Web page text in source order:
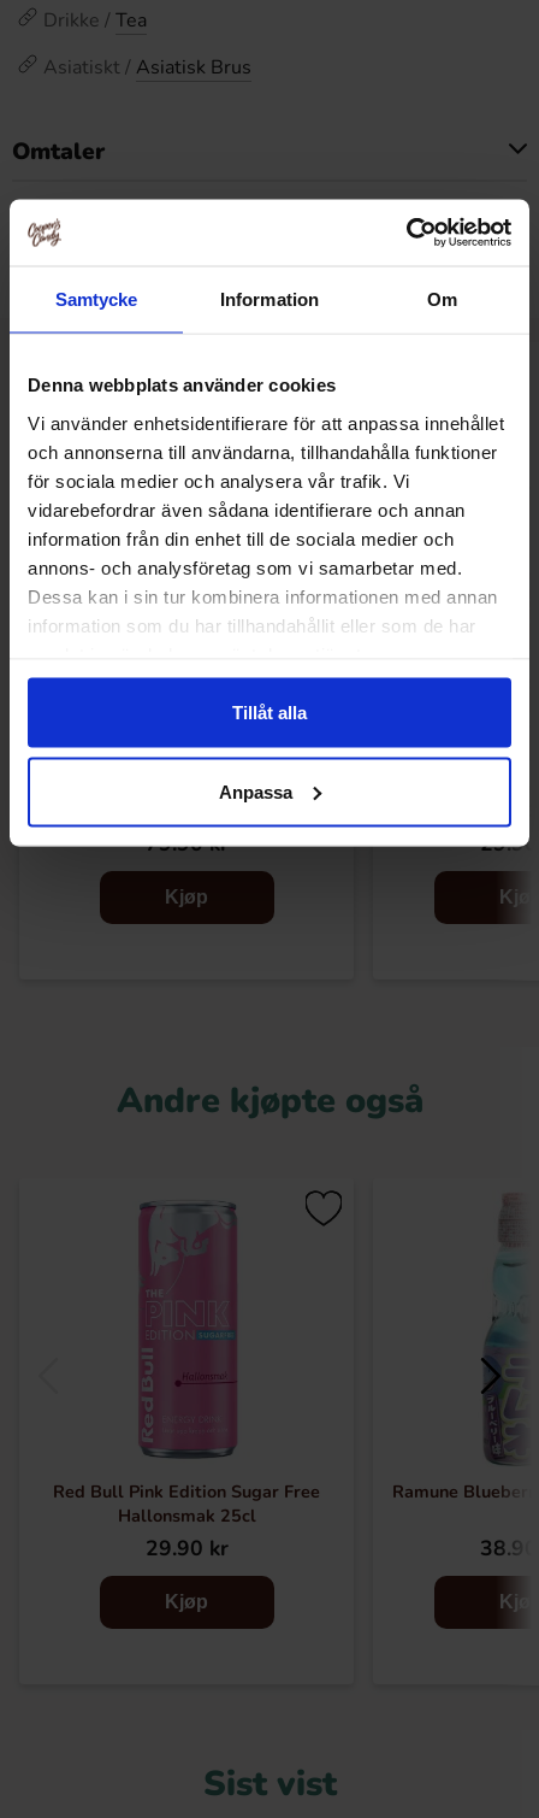
Samtycke Information Om
Denna webbplats använder cookies
Vi använder enhetsidentifierare för att anpassa innehållet
och annonserna till användarna, tillhandahålla funktioner
för sociala medier och analysera vår trafik. Vi
vidarebefordrar även sådana identifierare och annan
information från din enhet till de sociala medier och
annons- och analysföretag som vi samarbetar med.
Dessa kan i sin tur kombinera informationen med annan
information som du har tillhandahållit eller som de har
Tillåt alla
Anpassa
Drikke / Tea
Asiatiskt / Asiatisk Brus
Omtaler
Prishistorikk
Relaterte produkter
Tokimeki Cocoa Mocha Bubble Tea Kit 3-
79.90 kr
Kjøp
Andre kjøpte også
Red Bull Pink Edition Sugar Free
Hallonsmak 25cl
29.90 kr
Kjøp
Ramune
Sist vist